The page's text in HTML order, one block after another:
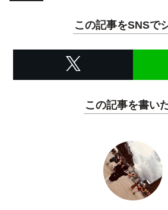
この記事をSNSで
この記事を書い